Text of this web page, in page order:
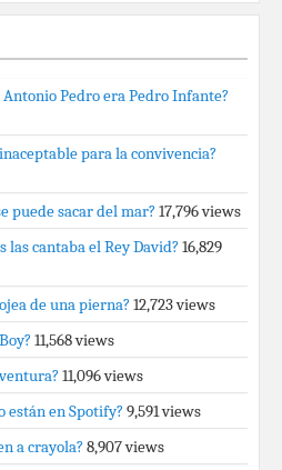
Antonio Pedro era Pedro Infante?
para la convivencia?
puede sacar del mar? 17,796 views
las cantaba el Rey David? 16,829
de una pierna? 12,723 views
11,568 views
11,096 views
están en Spotify? 9,591 views
a crayola? 8,907 views